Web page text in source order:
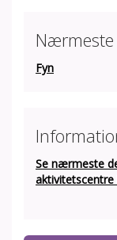
Fyn
Se nærmeste
aktivitetscentre